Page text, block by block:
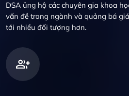
DSA ủng hộ các chuyên gia khoa
vấn đề trong ngành và quảng bá
tới nhiều đối tượng hơn.